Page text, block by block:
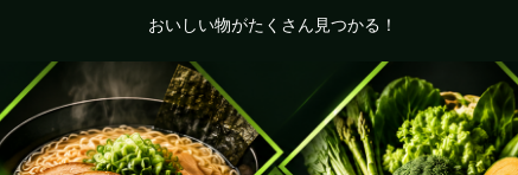
おいしい物がたくさん見つかる！